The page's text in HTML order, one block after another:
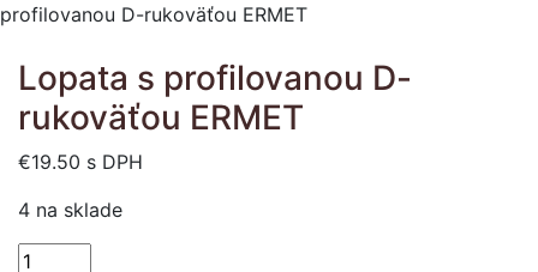
profilovanou D-rukoväťou ERMET
Lopata s profilovanou D-
rukoväťou ERMET
€19.50 s DPH
4 na sklade
množstvo